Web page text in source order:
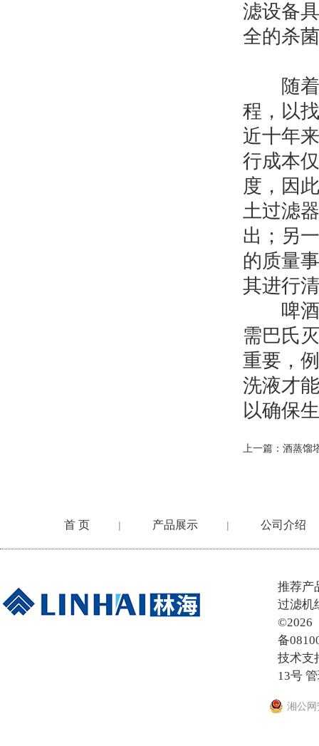
滤设备
全的杀
随着
程，以
近十年
行成本
度，因
土过滤
出；另
的质量
其进行
啤酒
需巴氏
重要，
洗液才
以确保
上一篇： 酒蒸馏
首 页 | 产品展示 | 公司介绍
推荐产
过滤机
©2026
备
技术支
13号
湘公